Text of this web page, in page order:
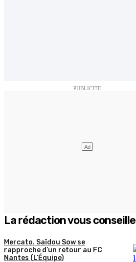
La rédaction vous conseille
Mercato. Saïdou Sow se
rapproche d’un retour au FC
Nantes (L’Équipe)